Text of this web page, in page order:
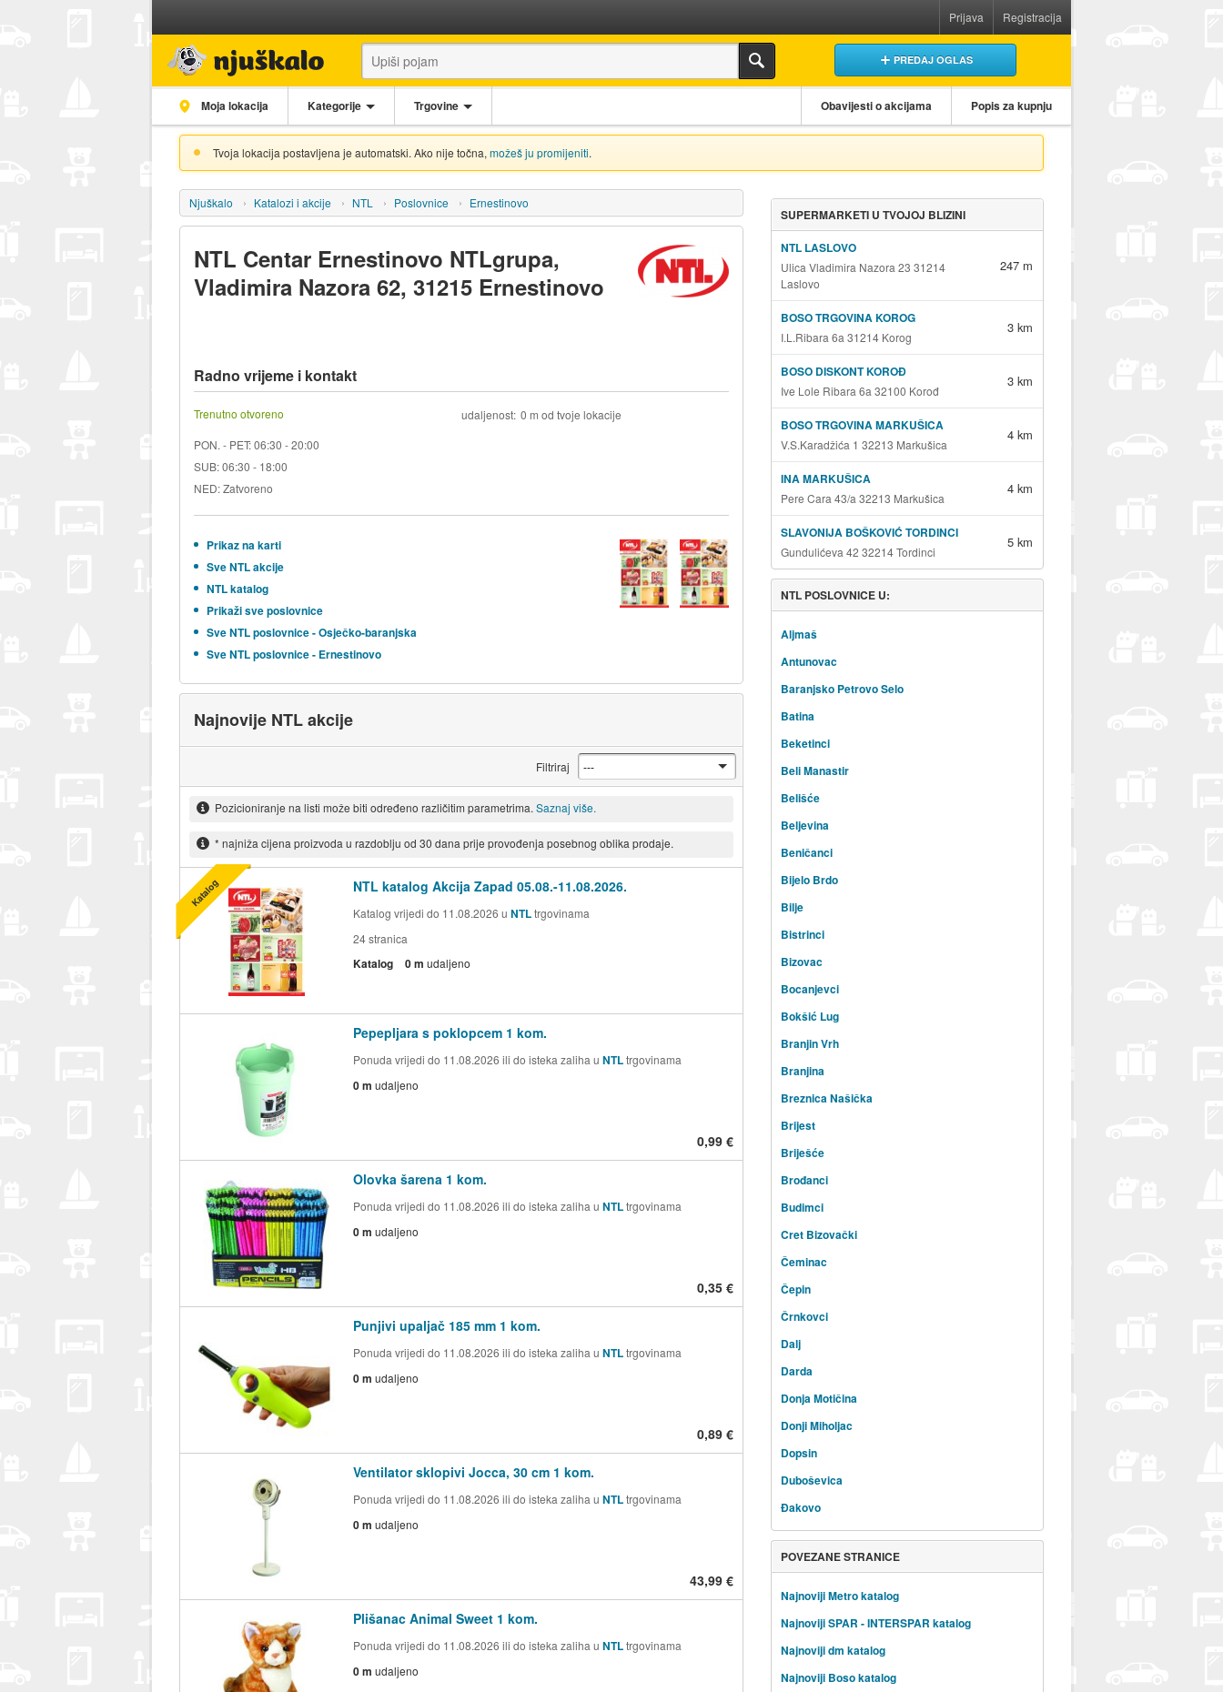
Prijava Registracija
PREDAJ OGLAS
Moja lokacija Kategorije Trgovine Obavijesti o akcijama Popis za kupnju
Tvoja lokacija postavljena je automatski. Ako nije točna, možeš ju promijeniti.
Njuškalo Katalozi i akcije NTL Poslovnice Ernestinovo
NTL Centar Ernestinovo NTLgrupa,
Vladimira Nazora 62, 31215 Ernestinovo
Radno vrijeme i kontakt
Trenutno otvoreno
PON. - PET: 06:30 - 20:00
SUB: 06:30 - 18:00
NED: Zatvoreno
udaljenost 0 m od tvoje lokacije
Prikaz na karti
Sve NTL akcije
NTL katalog
Prikaži sve poslovnice
Sve NTL poslovnice - Osječko-baranjska
Sve NTL poslovnice - Ernestinovo
Najnovije NTL akcije
Filtriraj
Pozicioniranje na listi može biti određeno različitim parametrima. Saznaj više.
* najniža cijena proizvoda u razdoblju od 30 dana prije provođenja posebnog oblika prodaje.
NTL katalog Akcija Zapad 05.08.-11.08.2026.
Katalog vrijedi do 11.08.2026 u NTLtrgovinama
24stranica
Katalog 0 m udaljeno
Katalog
Pepepljara s poklopcem 1 kom.
Ponuda vrijedi do 11.08.2026 ili do isteka zaliha u NTLtrgovinama
0 m udaljeno
0,99 €
Olovka šarena 1 kom.
Ponuda vrijedi do 11.08.2026 ili do isteka zaliha u NTLtrgovinama
0 m udaljeno
0,35 €
Punjivi upaljač 185 mm 1 kom.
Ponuda vrijedi do 11.08.2026 ili do isteka zaliha u NTLtrgovinama
0 m udaljeno
0,89 €
Ventilator sklopivi Jocca, 30 cm 1 kom.
Ponuda vrijedi do 11.08.2026 ili do isteka zaliha u NTLtrgovinama
0 m udaljeno
43,99 €
Plišanac Animal Sweet 1 kom.
Ponuda vrijedi do 11.08.2026 ili do isteka zaliha u NTLtrgovinama
0 m udaljeno
SUPERMARKETI U TVOJOJ BLIZINI
NTL LASLOVO
Ulica Vladimira Nazora 23 31214
Laslovo
247 m
BOSO TRGOVINA KOROG
I.L.Ribara 6a 31214 Korog
3 km
BOSO DISKONT KOROĐ
Ive Lole Ribara 6a 32100 Korođ
3 km
BOSO TRGOVINA MARKUŠICA
V.S.Karadžića 1 32213 Markušica
4 km
INA MARKUŠICA
Pere Cara 43/a 32213 Markušica
4 km
SLAVONIJA BOŠKOVIĆ TORDINCI
Gundulićeva 42 32214 Tordinci
5 km
NTL POSLOVNICE U:
Aljmaš
Antunovac
Baranjsko Petrovo Selo
Batina
Beketinci
Beli Manastir
Belišće
Beljevina
Beničanci
Bijelo Brdo
Bilje
Bistrinci
Bizovac
Bocanjevci
Bokšić Lug
Branjin Vrh
Branjina
Breznica Našička
Brijest
Briješće
Brođanci
Budimci
Cret Bizovački
Čeminac
Čepin
Črnkovci
Dalj
Darda
Donja Motičina
Donji Miholjac
Dopsin
Duboševica
Đakovo
POVEZANE STRANICE
Najnoviji Metro katalog
Najnoviji SPAR - INTERSPAR katalog
Najnoviji dm katalog
Najnoviji Boso katalog